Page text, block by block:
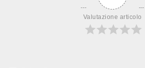
Valutazione articolo